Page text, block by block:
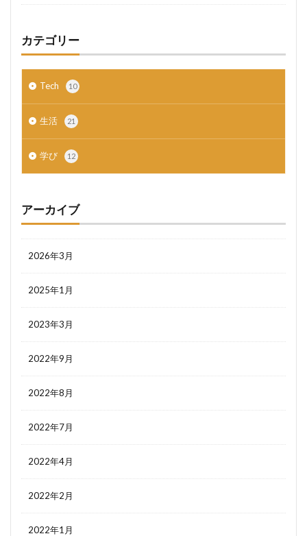
カテゴリー
Tech 10
生活 21
学び 12
アーカイブ
2026年3月
2025年1月
2023年3月
2022年9月
2022年8月
2022年7月
2022年4月
2022年2月
2022年1月